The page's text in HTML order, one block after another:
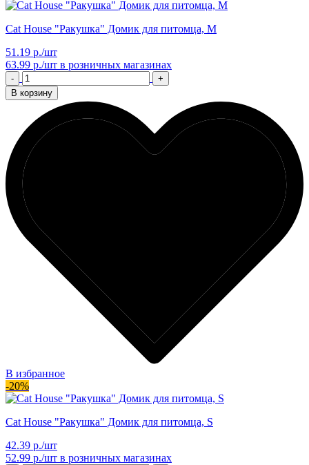
Cat House "Ракушка" Домик для питомца, M
51.19 р./шт
63.99 р./шт в розничных магазинах
-
+
В корзину
В избранное
-20%
Cat House "Ракушка" Домик для питомца, S
42.39 р./шт
52.99 р./шт в розничных магазинах